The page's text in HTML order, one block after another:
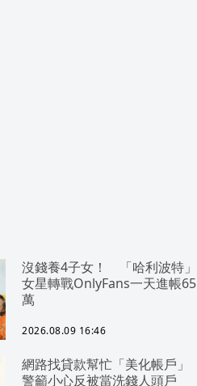
沒錢養4子女！ 「哈利波特」
女星轉戰OnlyFans一天進帳65
萬
2026.08.09 16:46
網路找貸款幫忙「美化帳戶」
警籲小心反被當洗錢人頭戶